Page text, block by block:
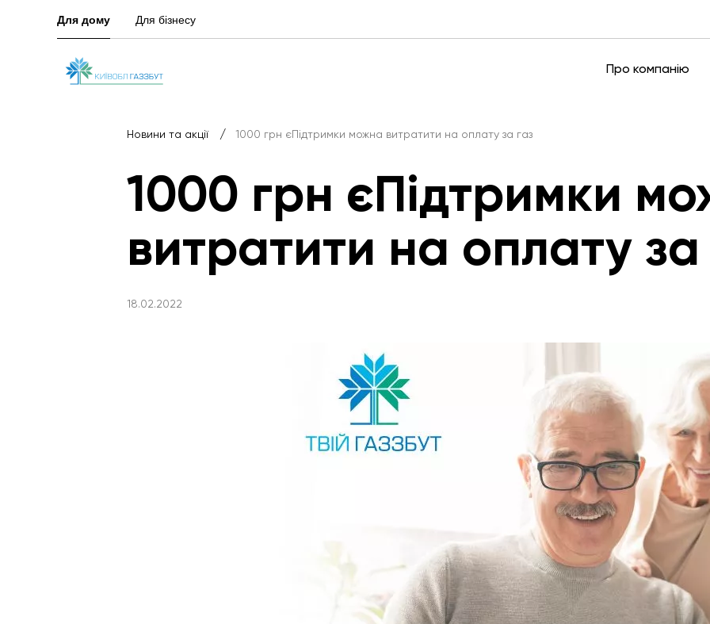
Для дому Для бізнесу
Про компанію
Новини та акції / 1000 грн єПідтримки можна витратити на оплату за газ
1000 грн єПідтримки
витратити на оплату за
18.02.2022